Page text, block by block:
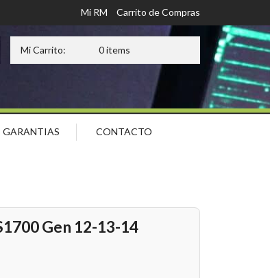
Mi RM Carrito de Compras
Mi Carrito: 0 items
GARANTIAS CONTACTO
Gen 12-13-14